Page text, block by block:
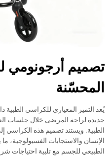
تصميم أرجونومي
المحسّنة
يُعد التميز المعياري للكراسي الطبية
جديدة لراحة المرضى خلال جلسات
الطبية. ويستند تصميم هذه
الإنسان والاستجابات
الطبيعي للجسم مع تلبية احتياجات